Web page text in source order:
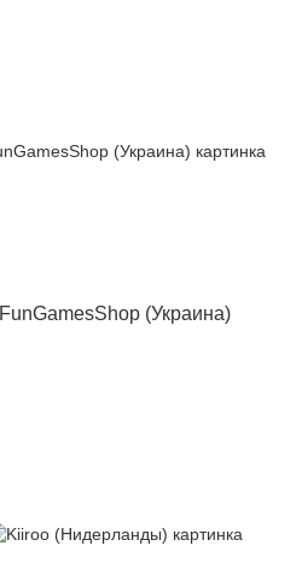
FunGamesShop (Украина)